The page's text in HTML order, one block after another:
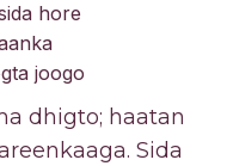
hore
joogo
dhigto; haatan
Sida